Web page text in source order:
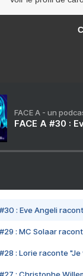
FACE A - un
FACE A #30 :
#30 : Eve Angeli
#29 : MC Solaar
#28 : Lorie raconte